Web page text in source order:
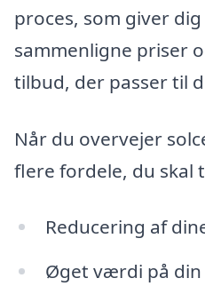
proces, som giver
sammenligne priser
tilbud, der passer til
Når du overvejer
flere fordele, du skal
Reducering af
Øget værdi på din